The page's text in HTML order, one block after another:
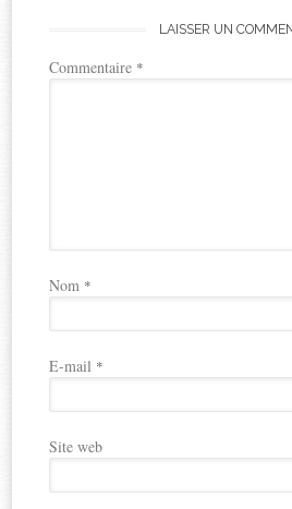
LAISSER UN
Commentaire *
Nom *
E-mail *
Site web